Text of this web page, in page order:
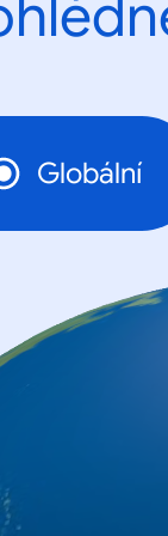
Globální